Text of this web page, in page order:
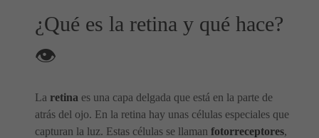
¿Qué es la retina y qué hace?
👁️
La retina es una capa delgada que está en la parte de
atrás del ojo. En la retina hay unas células especiales que
capturan la luz. Estas células se llaman fotorreceptores,